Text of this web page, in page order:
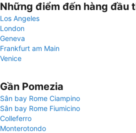
Những điểm đến hàng đầu
Los Angeles
London
Geneva
Frankfurt am Main
Venice
Gần Pomezia
Sân bay Rome Ciampino
Sân bay Rome Fiumicino
Colleferro
Monterotondo